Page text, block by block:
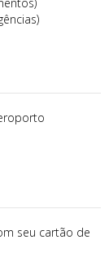
seu cartão de